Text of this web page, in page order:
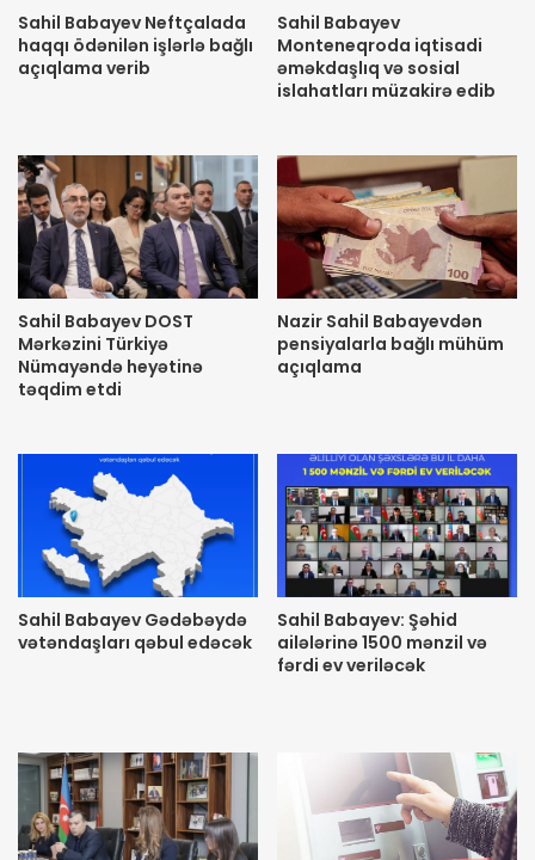
Sahil Babayev Neftçalada
haqqı ödənilən işlərlə bağlı
açıqlama verib
Sahil Babayev
Monteneqroda iqtisadi
əməkdaşlıq və sosial
islahatları müzakirə edib
Sahil Babayev DOST
Mərkəzini Türkiyə
Nümayəndə heyətinə
təqdim etdi
Nazir Sahil Babayevdən
pensiyalarla bağlı mühüm
açıqlama
Sahil Babayev Gədəbəydə
vətəndaşları qəbul edəcək
Sahil Babayev: Şəhid
ailələrinə 1500 mənzil və
fərdi ev veriləcək